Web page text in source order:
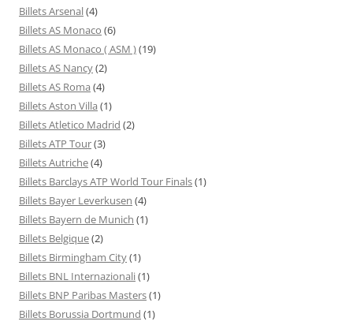
Billets Arsenal(4)
Billets AS Monaco (6)
Billets AS Monaco ( ASM )(19)
Billets AS Nancy(2)
Billets AS Roma (4)
Billets Aston Villa (1)
Billets Atletico Madrid (2)
Billets ATP Tour(3)
Billets Autriche(4)
Billets Barclays ATP World Tour Finals(1)
Billets Bayer Leverkusen (4)
Billets Bayern de Munich (1)
Billets Belgique(2)
Billets Birmingham City(1)
Billets BNL Internazionali(1)
Billets BNP Paribas Masters(1)
Billets Borussia Dortmund (1)